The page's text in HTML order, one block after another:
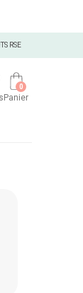
RSE
Panier
0